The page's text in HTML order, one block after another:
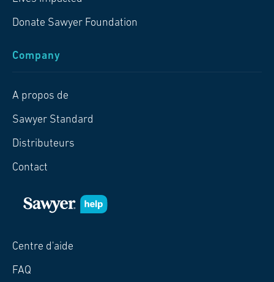
Donate Sawyer Foundation
Company
A propos de
Sawyer Standard
Distributeurs
Contact
Centre d'aide
FAQ